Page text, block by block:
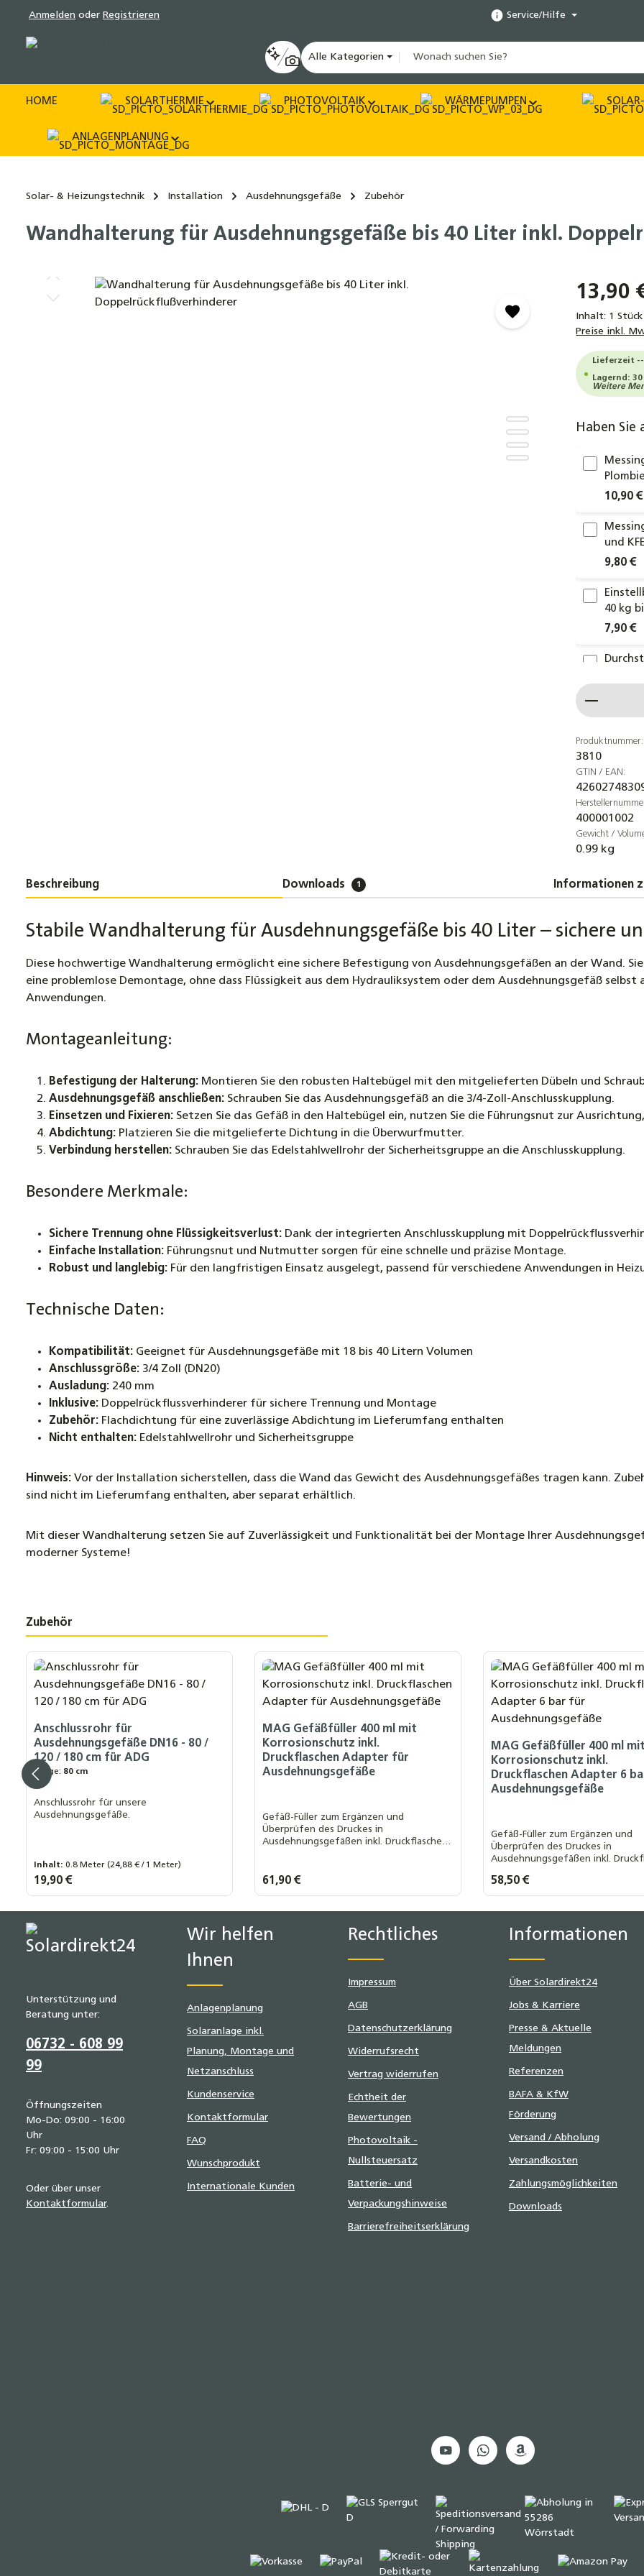
Zur Hauptnavigation springen
Anmelden oder Registrieren Service/Hilfe
Alle Kategorien
HOME SOLARTHERMIE PHOTOVOLTAIK WÄRMEPUMPEN
ANLAGENPLANUNG
Solar- & Heizungstechnik Installation Ausdehnungsgefäße Zubehör
Wandhalterung für Ausdehnungsgefäße bis 40 Liter inkl.
Bildergalerie überspringen 13,90
Inhalt: 1 Stück
Preise inkl.
Lieferzeit --
Lagernd:
Weitere
Haben Sie
10,90 €
und
9,80 €
40 kg
7,90 €
180 cm
19,90 €
Solar-
2,90 €
Produktnummer:
3810
GTIN / EAN:
400001002
Gewicht /
0.99 kg
Beschreibung Downloads 1 Informationen
Stabile Wandhalterung für Ausdehnungsgefäße bis 40 Liter – sichere
Diese hochwertige Wandhalterung ermöglicht eine sichere Befestigung von Ausdehnungsgefäßen an der Wand.
eine problemlose Demontage, ohne dass Flüssigkeit aus dem Hydrauliksystem oder dem Ausdehnungsgefäß
Anwendungen.
Montageanleitung:
Befestigung der Halterung: Montieren Sie den robusten Haltebügel mit den mitgelieferten Dübeln und
Ausdehnungsgefäß anschließen: Schrauben Sie das Ausdehnungsgefäß an die 3/4-Zoll-Anschlusskupplung.
Einsetzen und Fixieren: Setzen Sie das Gefäß in den Haltebügel ein, nutzen Sie die Führungsnut zur
Abdichtung: Platzieren Sie die mitgelieferte Dichtung in die Überwurfmutter.
Verbindung herstellen: Schrauben Sie das Edelstahlwellrohr der Sicherheitsgruppe an die Anschlusskupplung.
Besondere Merkmale:
Sichere Trennung ohne Flüssigkeitsverlust: Dank der integrierten Anschlusskupplung mit
Einfache Installation: Führungsnut und Nutmutter sorgen für eine schnelle und präzise Montage.
Robust und langlebig: Für den langfristigen Einsatz ausgelegt, passend für verschiedene Anwendungen in
Technische Daten:
Kompatibilität: Geeignet für Ausdehnungsgefäße mit 18 bis 40 Litern Volumen
Anschlussgröße: 3/4 Zoll (DN20)
Ausladung: 240 mm
Inklusive: Doppelrückflussverhinderer für sichere Trennung und Montage
Zubehör: Flachdichtung für eine zuverlässige Abdichtung im Lieferumfang enthalten
Nicht enthalten: Edelstahlwellrohr und Sicherheitsgruppe
Hinweis: Vor der Installation sicherstellen, dass die Wand das Gewicht des Ausdehnungsgefäßes tragen kann.
sind nicht im Lieferumfang enthalten, aber separat erhältlich.
Mit dieser Wandhalterung setzen Sie auf Zuverlässigkeit und Funktionalität bei der Montage Ihrer
moderner Systeme!
Zubehör
Produktgalerie überspringen
Anschlussrohr für
Ausdehnungsgefäße DN16 - 80 /
120 / 180 cm für ADG
Länge: 80 cm
Anschlussrohr für unsere
Ausdehnungsgefäße.
Inhalt:0.8 Meter(24,88 € / 1 Meter)
Regulärer Preis:
19,90 €
Länge:
80 cm
MAG Gefäßfüller 400 ml mit
Korrosionschutz inkl.
Druckflaschen Adapter für
Ausdehnungsgefäße
Gefäß-Füller zum Ergänzen und
Überprüfen des Druckes in
Ausdehnungsgefäßen inkl. Druckflaschen
einer Temperatur von ca. 25 °C und einem
Regulärer Preis:
61,90 €
MAG Gefäßfüller 400 ml mit
Korrosionschutz inkl.
Druckflaschen Adapter 6
Ausdehnungsgefäße
Gefäß-Füller zum Ergänzen und
Überprüfen des Druckes in
Ausdehnungsgefäßen inkl.
Korrosionsschutz und
einer Temperatur von ca. 25 °C
Regulärer Preis:
58,50 €
Unterstützung und
Beratung unter:
06732 - 608 99
99
Öffnungszeiten
Mo-Do: 09:00 - 16:00
Uhr
Fr: 09:00 - 15:00 Uhr
Oder über unser
Kontaktformular.
Wir helfen
Ihnen
Anlagenplanung
Solaranlage inkl.
Planung, Montage und
Netzanschluss
Kundenservice
Kontaktformular
FAQ
Wunschprodukt
Internationale Kunden
Rechtliches
Impressum
AGB
Datenschutzerklärung
Widerrufsrecht
Vertrag widerrufen
Echtheit der
Bewertungen
Photovoltaik -
Nullsteuersatz
Batterie- und
Verpackungshinweise
Barrierefreiheitserklärung
Informationen
Über Solardirekt24
Jobs & Karriere
Presse & Aktuelle
Meldungen
Referenzen
BAFA & KfW
Förderung
Versand / Abholung
Versandkosten
Zahlungsmöglichkeiten
Downloads